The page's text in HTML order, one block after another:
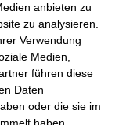
anbieten zu
zu analysieren.
Verwendung
Medien,
führen diese
Daten
oder die sie im